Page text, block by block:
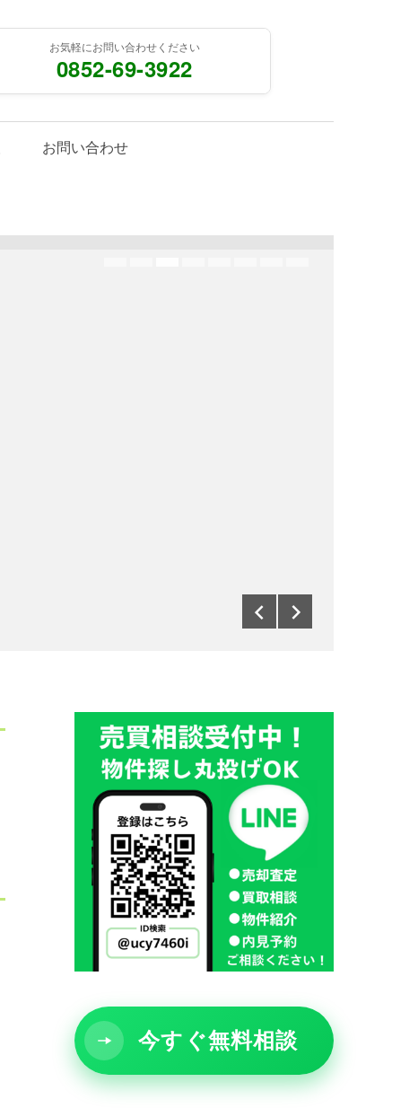
お気軽にお問い合わせください
0852-69-3922
お問い合わせ
今すぐ無料相談